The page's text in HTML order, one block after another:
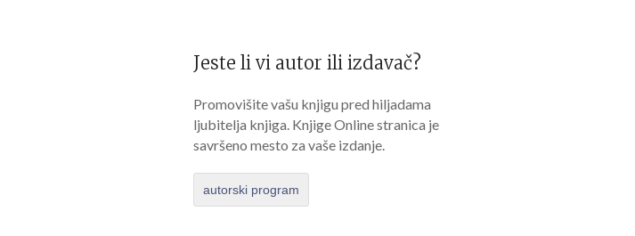
Jeste li vi autor ili izdavač?
Promovišite vašu knjigu pred hiljadama
ljubitelja knjiga. Knjige Online stranica je
savršeno mesto za vaše izdanje.
autorski program